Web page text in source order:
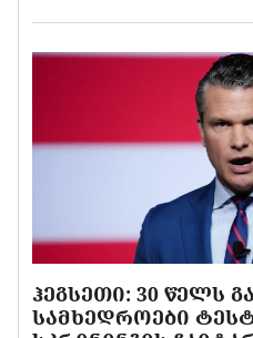
ᲰᲔᲒᲡᲔᲗᲘ: 30 ᲬᲔᲚᲡ
ᲡᲐᲛᲮᲔᲓᲠᲝᲔᲑᲘ